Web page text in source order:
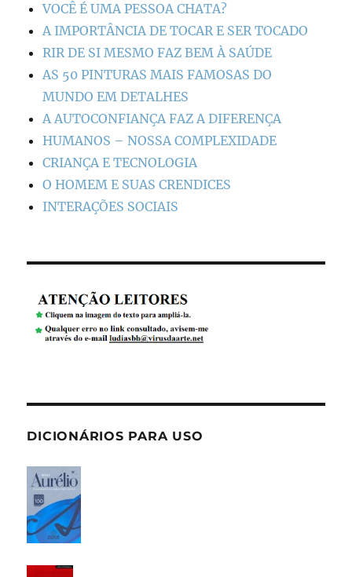
VOCÊ É UMA PESSOA CHATA?
A IMPORTÂNCIA DE TOCAR E SER TOCADO
RIR DE SI MESMO FAZ BEM À SAÚDE
AS 50 PINTURAS MAIS FAMOSAS DO
MUNDO EM DETALHES
A AUTOCONFIANÇA FAZ A DIFERENÇA
HUMANOS – NOSSA COMPLEXIDADE
CRIANÇA E TECNOLOGIA
O HOMEM E SUAS CRENDICES
INTERAÇÕES SOCIAIS
DICIONÁRIOS PARA USO